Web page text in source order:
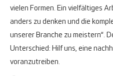
vielen Formen. Ein vielfältiges
anders zu denken und die
unserer Branche zu meistern“.
Unterschied: Hilf uns, eine
voranzutreiben.